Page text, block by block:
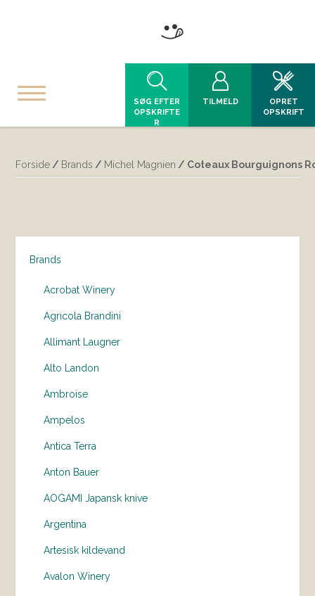
SØG EFTER
OPSKRIFTE
R
TILMELD
OPRET
OPSKRIFT
Forside / Brands / Michel Magnien / Coteaux Bourguignons
Brands
Acrobat Winery
Agricola Brandini
Allimant Laugner
Alto Landon
Ambroise
Ampelos
Antica Terra
Anton Bauer
AOGAMI Japansk knive
Argentina
Artesisk kildevand
Avalon Winery